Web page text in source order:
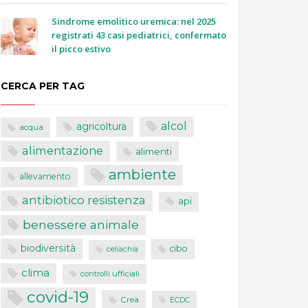
Sindrome emolitico uremica: nel 2025
registrati 43 casi pediatrici, confermato
il picco estivo
CERCA PER TAG
acqua agricoltura alcol
alimentazione alimenti
allevamento ambiente
antibiotico resistenza api
benessere animale
biodiversità celiachia cibo
clima controlli ufficiali
covid-19 Crea ECDC